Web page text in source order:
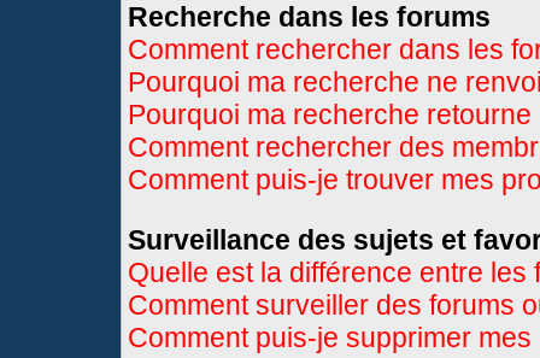
Recherche dans les forums
Comment rechercher dans les
Pourquoi ma recherche ne
Pourquoi ma recherche
Comment rechercher des
Comment puis-je trouver mes
Surveillance des sujets et
Quelle est la différence entre
Comment surveiller des forums
Comment puis-je supprimer